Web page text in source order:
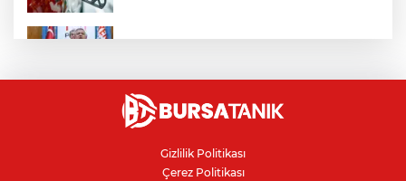
Bursa'da yangına müdahale ederken
yüksekten düşen itfaiye eri tedavi
Gizlilik Politikası
Çerez Politikası